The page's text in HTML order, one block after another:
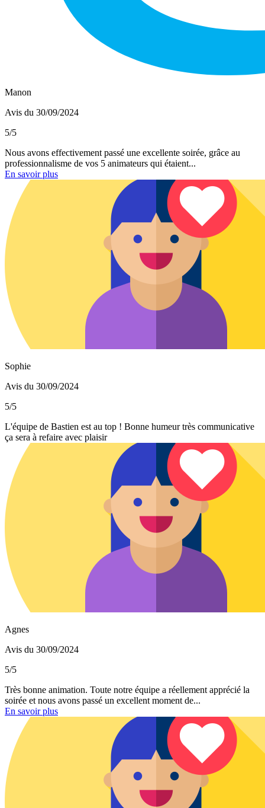
Manon
Avis du 30/09/2024
5/5
Nous avons effectivement passé une excellente soirée, grâce au
professionnalisme de vos 5 animateurs qui étaient...
En savoir plus
Sophie
Avis du 30/09/2024
5/5
L'équipe de Bastien est au top ! Bonne humeur très communicative
ça sera à refaire avec plaisir
Agnes
Avis du 30/09/2024
5/5
Très bonne animation. Toute notre équipe a réellement apprécié la
soirée et nous avons passé un excellent moment de...
En savoir plus